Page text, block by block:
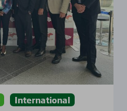
International